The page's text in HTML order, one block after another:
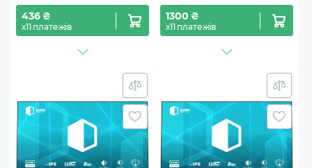
436 ₴
х11 платежів
1300 ₴
х11 платежів